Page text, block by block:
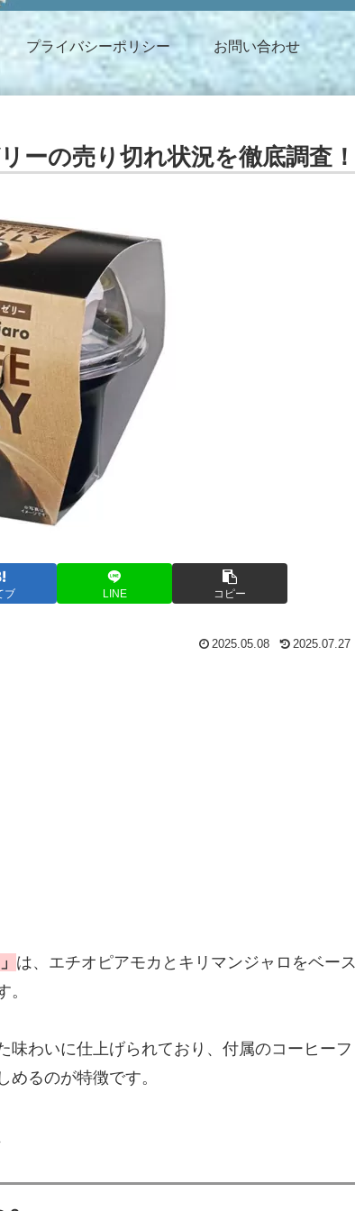
プライバシーポリシー お問い合わせ
ーの売り切れ状況を徹底調査！
ブ LINE コピー
2025.05.08 2025.07.27
は、エチオピアモカとキリマンジャロをベース
。
味わいに仕上げられており、付属のコーヒーフ
るのが特徴です。